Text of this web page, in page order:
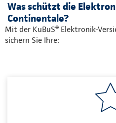
Was schützt die
Continentale?
Mit der KuBuS® Elektronik-
sichern Sie Ihre: